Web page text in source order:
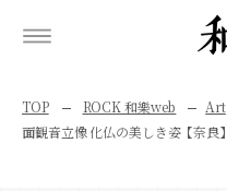
TOP ROCK 和樂web Art
面観音立像 化仏の美しき姿【奈良】